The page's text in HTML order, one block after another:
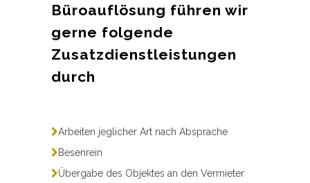
Büroauflösung führen wir
gerne folgende
Zusatzdienstleistungen
durch
Arbeiten jeglicher Art nach Absprache
Besenrein
Übergabe des Objektes an den Vermieter